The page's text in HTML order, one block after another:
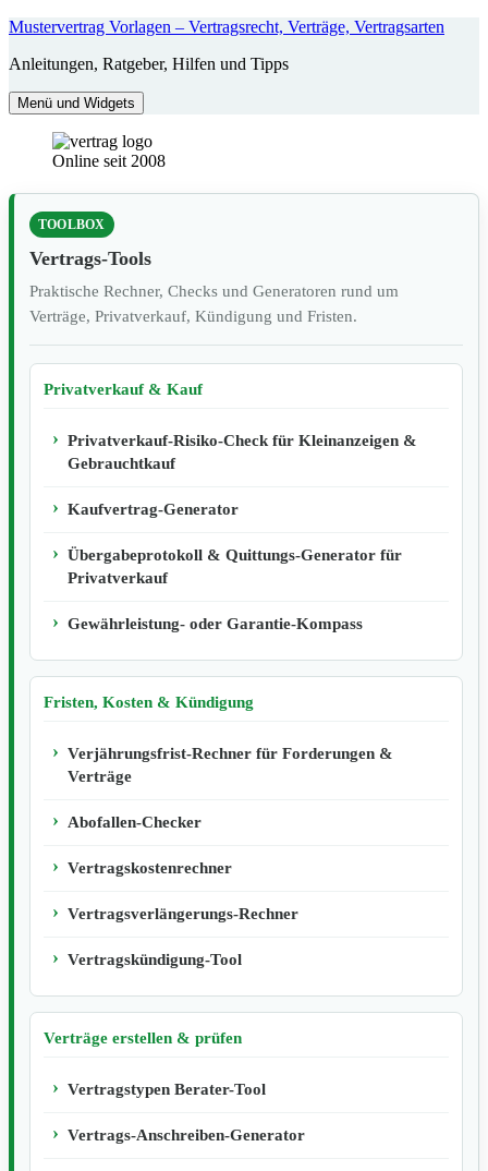
Zum
springen
Mustervertrag Vorlagen – Vertragsrecht, Verträge, Vertragsarten
Anleitungen, Ratgeber, Hilfen und Tipps
Menü und Widgets
Online seit 2008
TOOLBOX
Vertrags-Tools
Praktische Rechner, Checks und Generatoren rund um
Verträge, Privatverkauf, Kündigung und Fristen.
Privatverkauf & Kauf
Privatverkauf-Risiko-Check für Kleinanzeigen &
Gebrauchtkauf
Kaufvertrag-Generator
Übergabeprotokoll & Quittungs-Generator für
Privatverkauf
Gewährleistung- oder Garantie-Kompass
Fristen, Kosten & Kündigung
Verjährungsfrist-Rechner für Forderungen &
Verträge
Abofallen-Checker
Vertragskostenrechner
Vertragsverlängerungs-Rechner
Vertragskündigung-Tool
Verträge erstellen & prüfen
Vertragstypen Berater-Tool
Vertrags-Anschreiben-Generator